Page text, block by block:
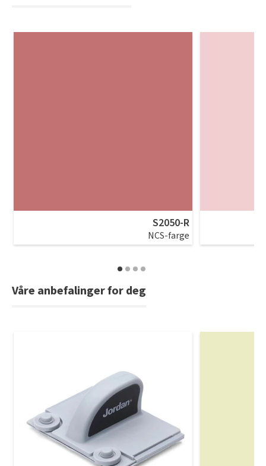
S2050-R
NCS-farge
Våre anbefalinger for deg